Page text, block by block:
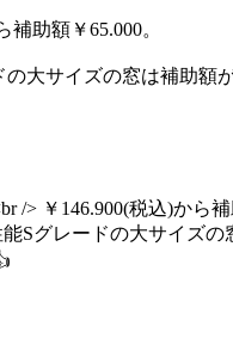
補助額￥65.000。
の大サイズの窓は補助額